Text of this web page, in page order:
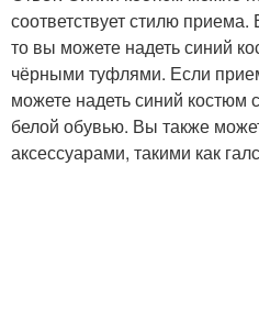
соответствует стилю
то вы можете надеть синий
чёрными туфлями. Если
можете надеть синий костюм
белой обувью. Вы также
аксессуарами, такими как